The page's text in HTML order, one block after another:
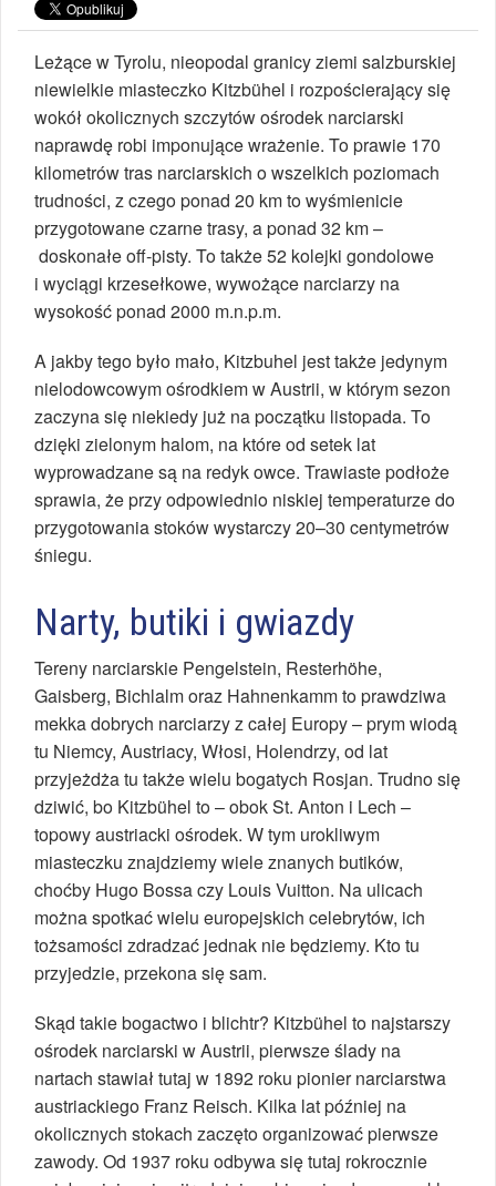
Leżące w Tyrolu, nieopodal granicy ziemi salzburskiej
niewielkie miasteczko Kitzbühel i rozpościerający się
wokół okolicznych szczytów ośrodek narciarski
naprawdę robi imponujące wrażenie. To prawie 170
kilometrów tras narciarskich o wszelkich poziomach
trudności, z czego ponad 20 km to wyśmienicie
przygotowane czarne trasy, a ponad 32 km –
doskonałe off-pisty. To także 52 kolejki gondolowe
i wyciągi krzesełkowe, wywożące narciarzy na
wysokość ponad 2000 m.n.p.m.
A jakby tego było mało, Kitzbuhel jest także jedynym
nielodowcowym ośrodkiem w Austrii, w którym sezon
zaczyna się niekiedy już na początku listopada. To
dzięki zielonym halom, na które od setek lat
wyprowadzane są na redyk owce. Trawiaste podłoże
sprawia, że przy odpowiednio niskiej temperaturze do
przygotowania stoków wystarczy 20–30 centymetrów
śniegu.
Narty, butiki i gwiazdy
Tereny narciarskie Pengelstein, Resterhöhe,
Gaisberg, Bichlalm oraz Hahnenkamm to prawdziwa
mekka dobrych narciarzy z całej Europy – prym wiodą
tu Niemcy, Austriacy, Włosi, Holendrzy, od lat
przyjeżdża tu także wielu bogatych Rosjan. Trudno się
dziwić, bo Kitzbühel to – obok St. Anton i Lech –
topowy austriacki ośrodek. W tym urokliwym
miasteczku znajdziemy wiele znanych butików,
choćby Hugo Bossa czy Louis Vuitton. Na ulicach
można spotkać wielu europejskich celebrytów, ich
tożsamości zdradzać jednak nie będziemy. Kto tu
przyjedzie, przekona się sam.
Skąd takie bogactwo i blichtr? Kitzbühel to najstarszy
ośrodek narciarski w Austrii, pierwsze ślady na
nartach stawiał tutaj w 1892 roku pionier narciarstwa
austriackiego Franz Reisch. Kilka lat później na
okolicznych stokach zaczęto organizować pierwsze
zawody. Od 1937 roku odbywa się tutaj rokrocznie